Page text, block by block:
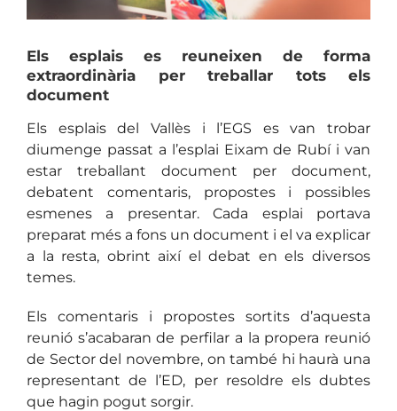
Els esplais es reuneixen de forma
extraordinària per treballar tots els
document
Els esplais del Vallès i l’EGS es van trobar
diumenge passat a l’esplai Eixam de Rubí i van
estar treballant document per document,
debatent comentaris, propostes i possibles
esmenes a presentar. Cada esplai portava
preparat més a fons un document i el va explicar
a la resta, obrint així el debat en els diversos
temes.
Els comentaris i propostes sortits d’aquesta
reunió s’acabaran de perfilar a la propera reunió
de Sector del novembre, on també hi haurà una
representant de l’ED, per resoldre els dubtes
que hagin pogut sorgir.